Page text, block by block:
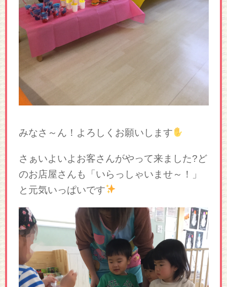
みなさ～ん！よろしくお願いします
さぁいよいよお客さんがやって来ました?ど
のお店屋さんも「いらっしゃいませ～！」
と元気いっぱいです